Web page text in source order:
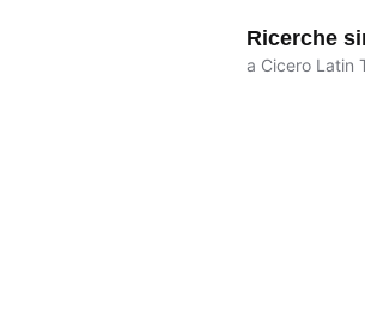
Ricerche
a Cicero Latin